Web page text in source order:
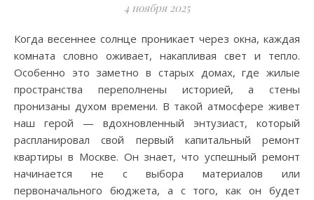
4 ноября 2025
Когда весеннее солнце проникает через окна, каждая
комната словно оживает, накапливая свет и тепло.
Особенно это заметно в старых домах, где жилые
пространства переполнены историей, а стены
пронизаны духом времени. В такой атмосфере живет
наш герой — вдохновленный энтузиаст, который
распланировал свой первый капитальный ремонт
квартиры в Москве. Он знает, что успешный ремонт
начинается не с выбора материалов или
первоначального бюджета, а с того, как он будет